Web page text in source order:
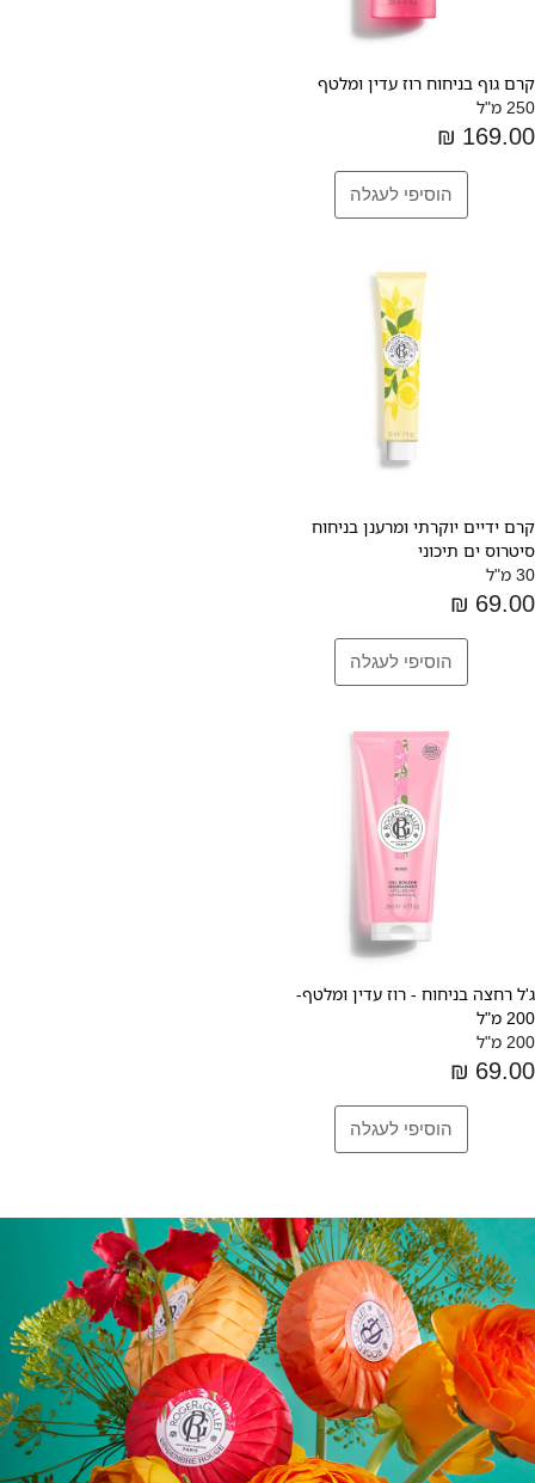
קרם גוף בניחוח רוז עדין ומלטף
250 מ"ל
169.00 ₪
קרם ידיים יוקרתי ומרענן בניחוח
סיטרוס ים תיכוני
30 מ"ל
69.00 ₪
ג'ל רחצה בניחוח - רוז עדין ומלטף-
200 מ"ל
200 מ"ל
69.00 ₪